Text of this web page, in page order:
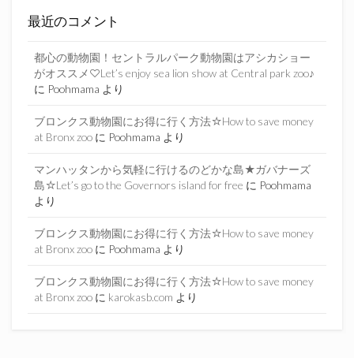
最近のコメント
都心の動物園！セントラルパーク動物園はアシカショー
がオススメ♡Let’s enjoy sea lion show at Central park zoo♪
に Poohmama より
ブロンクス動物園にお得に行く方法☆How to save money
at Bronx zoo に Poohmama より
マンハッタンから気軽に行けるのどかな島★ガバナーズ
島☆Let’s go to the Governors island for free に Poohmama
より
ブロンクス動物園にお得に行く方法☆How to save money
at Bronx zoo に Poohmama より
ブロンクス動物園にお得に行く方法☆How to save money
at Bronx zoo に karokasb.com より